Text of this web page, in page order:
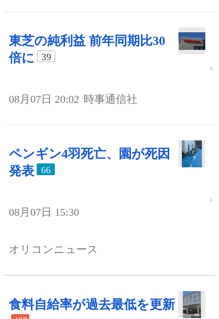
東芝の純利益 前年同期比30
倍に
39
08月07日 20:02 時事通信社
ペンギン4羽死亡、園が死因
発表
66
08月07日 15:30
オリコンニュース
食料自給率が過去最低を更新